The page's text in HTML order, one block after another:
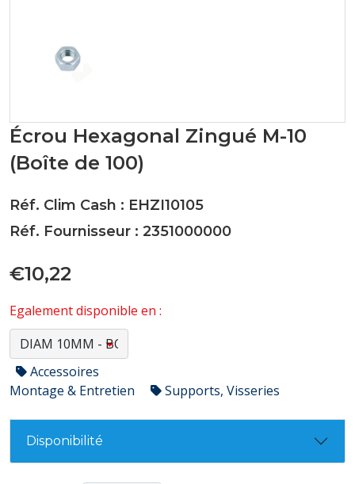
Écrou Hexagonal Zingué M-10
(Boîte de 100)
Réf. Clim Cash : EHZI10105
Réf. Fournisseur : 2351000000
€10,22
Egalement disponible en :
Accessoires
Montage & Entretien
Supports, Visseries
Disponibilité